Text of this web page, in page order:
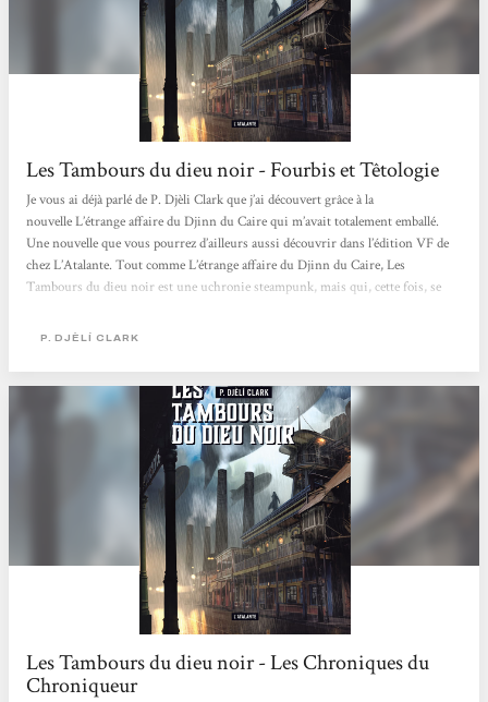
Les Tambours du dieu noir - Fourbis et Têtologie
Je vous ai déjà parlé de P. Djèli Clark que j’ai découvert grâce à la
nouvelle L’étrange affaire du Djinn du Caire qui m’avait totalement emballé.
Une nouvelle que vous pourrez d’ailleurs aussi découvrir dans l’édition VF de
chez L’Atalante. Tout comme L’étrange affaire du Djinn du Caire, Les
Tambours du dieu noir est une uchronie steampunk, mais qui, cette fois, se
Sud se regardent en chiens de faïence, les esclaves des Caraïbes se sont libérés...
P. DJÈLÍ CLARK
Les Tambours du dieu noir - Les Chroniques du
Chroniqueur